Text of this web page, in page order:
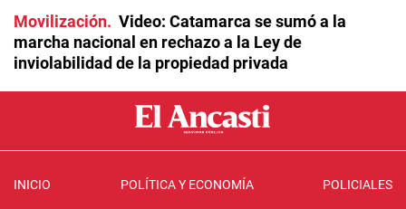
Movilización
Video: Catamarca se sumó a la
marcha nacional en rechazo a la Ley de
inviolabilidad de la propiedad privada
INICIO POLÍTICA Y ECONOMÍA POLICIALES